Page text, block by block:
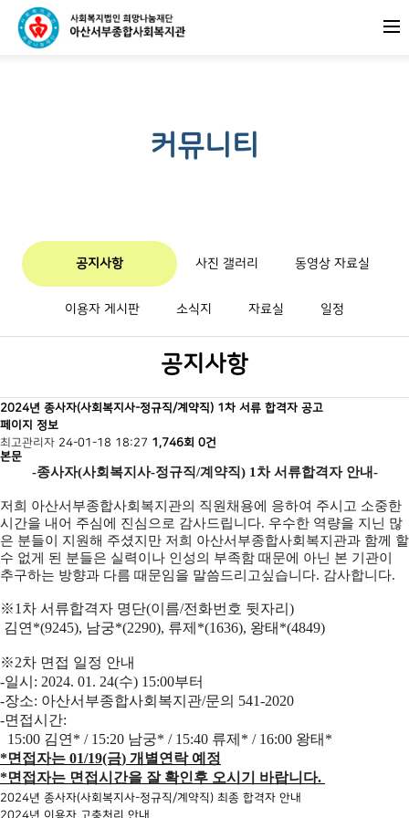
커뮤니티
공지사항 사진 갤러리 동영상 자료실
이용자 게시판 소식지 자료실 일정
공지사항
2024년 종사자(사회복지사-정규직/계약직) 1차 서류 합격자 공고
페이지 정보
최고관리자 24-01-18 18:27 1,746회 0건
본문
-종사자(사회복지사-정규직/계약직) 1 차 서류합격자 안내-
저희 아산서부종합사회복지관의 직원채용에 응하여 주시고 소중한
시간을 내어 주심에 진심으로 감사드립니다. 우수한 역량을 지닌 많
은 분들이 지원해 주셨지만 저희 아산서부종합사회복지관과 함께 할
수 없게 된 분들은 실력이나 인성의 부족함 때문에 아닌 본 기관이
추구하는 방향과 다름 때문임을 말씀드리고싶습니다. 감사합니다.
※1 차 서류합격자 명단(이름/전화번호 뒷자리 )
김연 *(9245), 남궁*(2290), 류제 *(1636), 왕태 *(4849)
※2차 면접 일정 안내
-일시 : 2024. 01. 24(수) 15:00부터
-장소: 아산서부종합사회복지관/문의 541-2020
-면접시간:
15:00 김연 * / 15:20 남궁* / 15:40 류제 * / 16:00 왕태 *
*면접자는 01/19(금) 개별연락 예정
*면접자는 면접시간을 잘 확인후 오시기 바랍니다.
2024년 종사자(사회복지사-정규직/계약직) 최종 합격자 안내
2024년 이용자 고충처리 안내